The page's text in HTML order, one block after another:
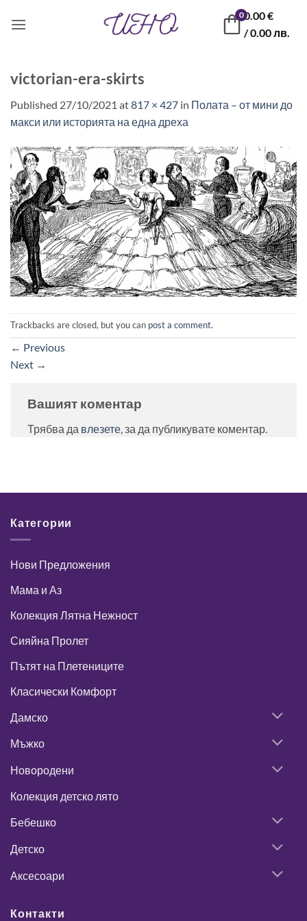
00.00€
/ 0.00 лв.
victorian-era-skirts
Published 27/10/2021 at817 × 427 in Полата – от мини до
макси или историята на една дреха
Trackbacks are closed, but you can post a comment.
← Previous
Next →
Вашият коментар
Трябва да влезете, за да публикувате коментар.
Категории
Нови Предложения
Мама и Аз
Колекция Лятна Нежност
Сияйна Пролет
Пътят на Плетениците
Класически Комфорт
Дамско
Мъжко
Новородени
Колекция детско лято
Бебешко
Детско
Аксесоари
Контакти